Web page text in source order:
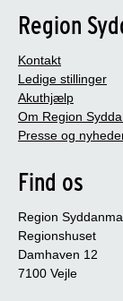
Region
Kontakt
Ledige stillinger
Akuthjælp
Om Region
Presse og
Find os
Region
Regionshuset
Damhaven 12
7100 Vejle